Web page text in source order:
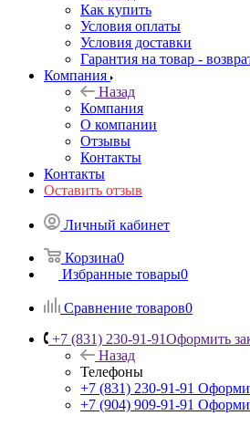
Как купить
Условия оплаты
Условия доставки
Гарантия на товар -
Компания
Назад
Компания
О компании
Отзывы
Контакты
Контакты
Оставить отзыв
Личный кабинет
Корзина0
Избранные товары0
Сравнение товаров0
+7 (831) 230-91-91Оформить
Назад
Телефоны
+7 (831) 230-91-91
+7 (904) 909-91-91